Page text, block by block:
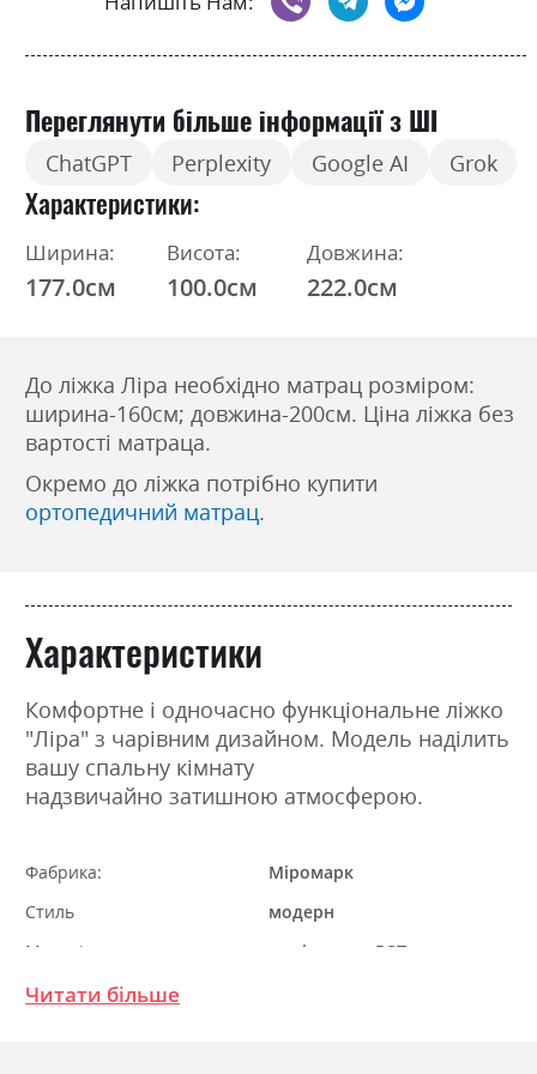
Переглянути більше інформації з ШІ
ChatGPT Perplexity Google AI Grok
Характеристики
Ширина:
177.0см
Висота:
100.0см
Довжина:
222.0см
До ліжка Ліра необхідно матрац розміром:
ширина-160см; довжина-200см. Ціна ліжка без
вартості матраца.
Окремо до ліжка потрібно купити
ортопедичний матрац.
Характеристики
Комфортне і одночасно функціональне ліжко
"Ліра" з чарівним дизайном. Модель наділить
вашу спальну кімнату
надзвичайно затишною атмосферою.
Фабрика:
Міромарк
Стиль
модерн
Матеріал
ламінована ДСП
Ніша для білизни
Читати більше